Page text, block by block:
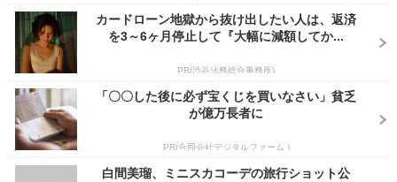
カードローン地獄から抜け出したい人は、返済
を3～6ヶ月停止して『大幅に減額してか...
PR(渋谷法務総合事務所)
「〇〇した後に必ず宝くじを買いなさい」貧乏
が億万長者に
PR(合同会社デジタルファーム )
白間美瑠、ミニスカコーデの旅行ショット公